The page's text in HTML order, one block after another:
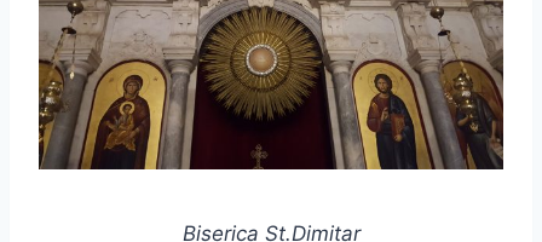
Biserica St.Dimitar